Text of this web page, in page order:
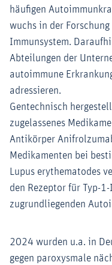
häufigen
wuchs in der
Immunsystem.
Abteilungen der
autoimmune
adressieren.
Gentechnisch
zugelassenes
Antikörper
Medikamenten bei
Lupus erythematodes
den Rezeptor für Typ-
zugrundliegenden
2024 wurden u.a. in
gegen paroxysmale